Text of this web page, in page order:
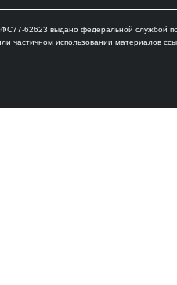
62623 выдано федеральной службой
частичном использовании материалов